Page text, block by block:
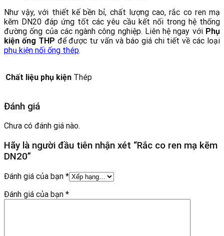
Như vậy, với thiết kế bền bỉ, chất lượng cao, rắc co ren mạ
kẽm DN20 đáp ứng tốt các yêu cầu kết nối trong hệ thống
đường ống của các ngành công nghiệp. Liên hệ ngay với Phụ
kiện ống THP để được tư vấn và báo giá chi tiết về các loại
phụ kiện nối ống thép.
Chất liệu phụ kiện Thép
Đánh giá
Chưa có đánh giá nào.
Hãy là người đầu tiên nhận xét “Rắc co ren mạ kẽm
DN20”
Đánh giá của bạn *
Đánh giá của bạn *